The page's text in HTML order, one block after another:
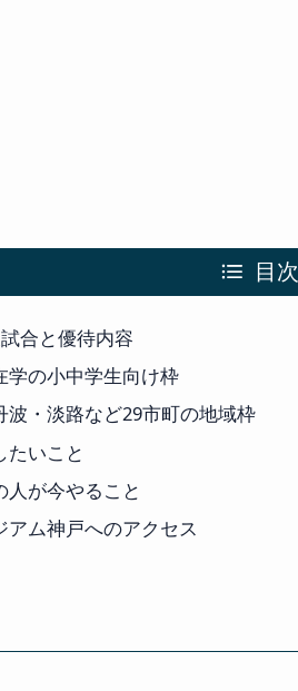
目次
合と優待内容
学の小中学生向け枠
波・淡路など29市町の地域枠
たいこと
人が今やること
アム神戸へのアクセス